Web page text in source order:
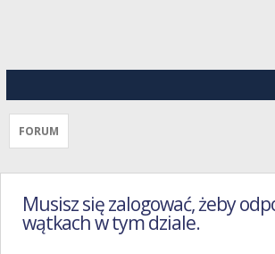
FORUM
Musisz się zalogować, żeby
wątkach w tym dziale.